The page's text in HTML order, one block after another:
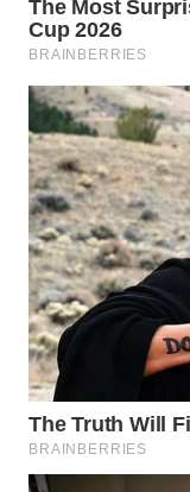
WN
SULUT
WN
MALUKU
WN
MALUT
WN
DAIRI
DANAU
TOBA